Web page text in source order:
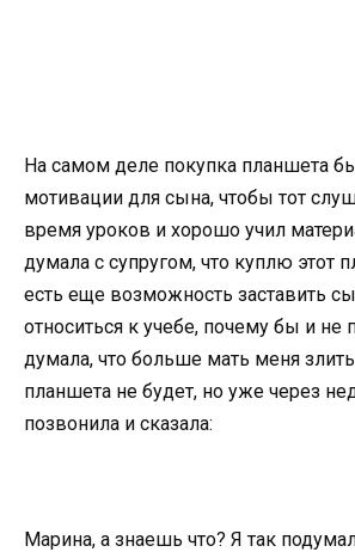
На самом деле покупка планшета
мотивации для сына, чтобы тот
время уроков и хорошо учил
думала с супругом, что куплю этот
есть еще возможность заставить
относиться к учебе, почему бы и не
думала, что больше мать меня
планшета не будет, но уже через
позвонила и сказала:
Марина, а знаешь что? Я так